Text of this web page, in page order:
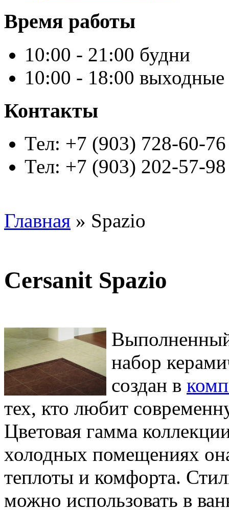
Время работы
10:00 - 21:00 будни
10:00 - 18:00 выходные
Контакты
Тел: +7 (903) 728-60-76
Тел: +7 (903) 202-57-98
Главная » Spazio
Cersanit Spazio
набор
создан в
тех, кто любит
Цветовая гамма
холодных помещениях
теплоты и комфорта.
можно использовать в